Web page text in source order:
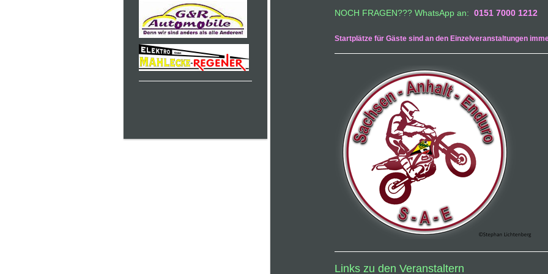
NOCH FRAGEN??? WhatsApp an: 0151 7000 1212
Startplätze für Gäste sind an den Einzelveranstaltungen
Links zu den Veranstaltern